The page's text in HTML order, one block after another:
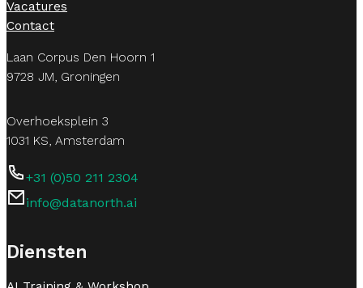
Vacatures
Contact
Laan Corpus Den Hoorn 1
9728 JM, Groningen
Overhoeksplein 3
1031 KS, Amsterdam
+31 (0)50 211 2304
info@datanorth.ai
Diensten